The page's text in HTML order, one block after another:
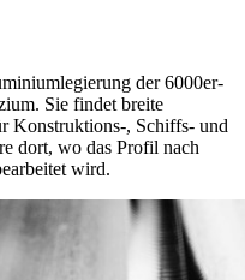
der 6000er-
Sie findet breite
Konstruktions-, Schiffs- und
dort, wo das Profil nach
wird.